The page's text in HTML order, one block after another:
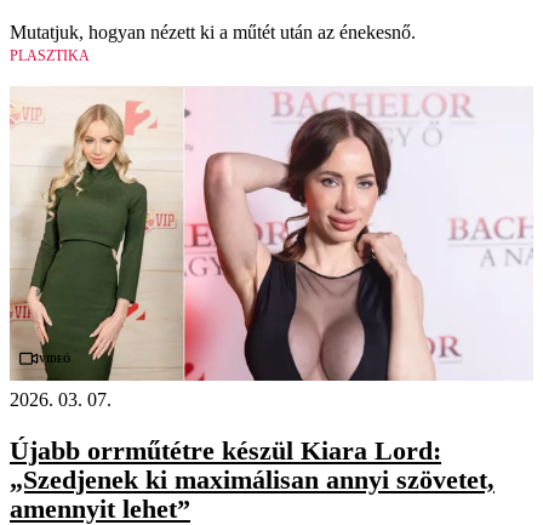
Mutatjuk, hogyan nézett ki a műtét után az énekesnő.
PLASZTIKA
Videó
2026. 03. 07.
Újabb orrműtétre készül Kiara Lord:
„Szedjenek ki maximálisan annyi szövetet,
amennyit lehet”